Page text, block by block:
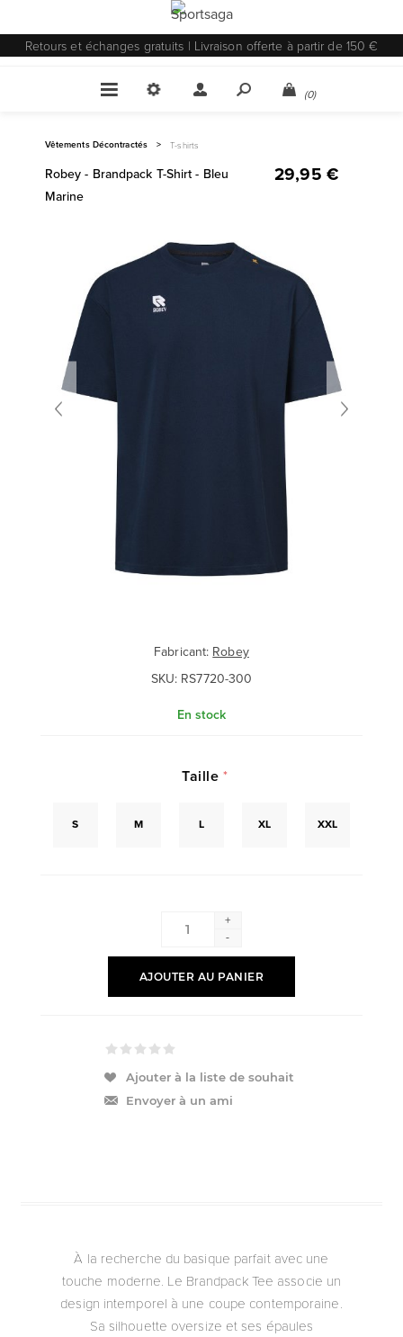
Retours et échanges gratuits | Livraison offerte à partir de 150 €
(0)
Vêtements Décontractés > T-shirts
Robey - Brandpack T-Shirt - Bleu
Marine
29,95 €
Fabricant: Robey
SKU: RS7720-300
En stock
Taille *
S M L XL XXL
+
-
AJOUTER AU PANIER
Ajouter à la liste de souhait
Envoyer à un ami
À la recherche du basique parfait avec une
touche moderne. Le Brandpack Tee associe un
design intemporel à une coupe contemporaine.
Sa silhouette oversize et ses épaules